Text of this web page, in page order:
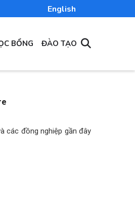
English
BỔNG ĐÀO TẠO
các đồng nghiệp gần đây